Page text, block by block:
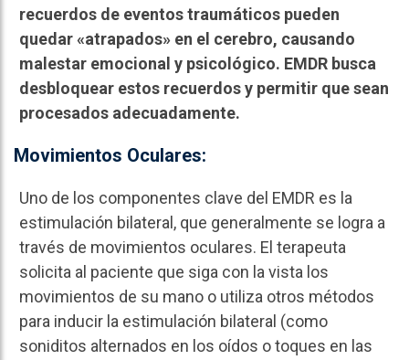
recuerdos de eventos traumáticos pueden
quedar «atrapados» en el cerebro, causando
malestar emocional y psicológico. EMDR busca
desbloquear estos recuerdos y permitir que sean
procesados adecuadamente.
Movimientos Oculares:
Uno de los componentes clave del EMDR es la
estimulación bilateral, que generalmente se logra a
través de movimientos oculares. El terapeuta
solicita al paciente que siga con la vista los
movimientos de su mano o utiliza otros métodos
para inducir la estimulación bilateral (como
soniditos alternados en los oídos o toques en las